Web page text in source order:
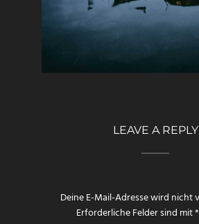
LEAVE A REPLY
Deine E-Mail-Adresse wird nicht
Erforderliche Felder sind mit*